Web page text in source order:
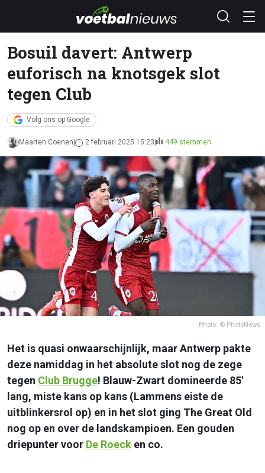
Bosuil davert: Antwerp
euforisch na knotsgek slot
tegen Club
Volg ons op Google
Maarten Coenen 2 februari 2025 15:23 449 stemmen
Photo: © PhotoNews
Het is quasi onwaarschijnlijk, maar Antwerp pakte
deze namiddag in het absolute slot nog de zege
tegen Club Brugge! Blauw-Zwart domineerde 85'
lang, miste kans op kans (Lammens eiste de
uitblinkersrol op) en in het slot ging The Great Old
nog op en over de landskampioen. Een gouden
driepunter voor De Roeck en co.